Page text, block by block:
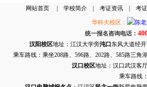
网站首页| 学校简介| 考证资讯| 考
华科大校区：
统一报名咨询电话：
汉阳校区地址：江汉大学旁沌口 东风大道经
乘车路线：乘坐208路、596路、202路、585路三
汉口校区地址：汉口武汉客
乘车路线